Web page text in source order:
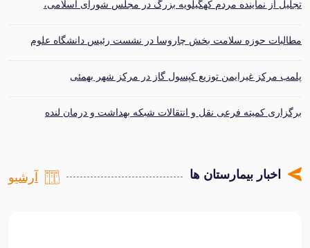
تجلیل از نماینده مردم کهگیلویه بزرگ در مجلس شورای اسلامی،
مطالبات حوزه سلامت بخش چاروسا در نشست رئیس دانشگاه علوم
پلمب مرکز غیرایمن توزیع کپسول گاز در مرکز شهر بهمئی
برگزاری کمیته فرعی نقل و انتقالات شبکه بهداشت و درمان لنده
اخبار بیمارستان ها آرشیو